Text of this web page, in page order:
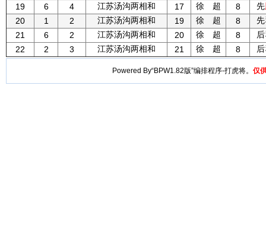
19
6 4 江苏汤沟两相和 17 徐 超 8 先
20
1 2 江苏汤沟两相和 19 徐 超 8 先
21
6 2 江苏汤沟两相和 20 徐 超 8 后
22
2 3 江苏汤沟两相和 21 徐 超 8 后
Powered By“BPW1.82版”编排程序-打虎将。 仅